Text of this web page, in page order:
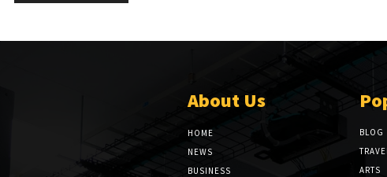
About Us
HOME
NEWS
BUSINESS
BLOG
TRAVEL
ARTS